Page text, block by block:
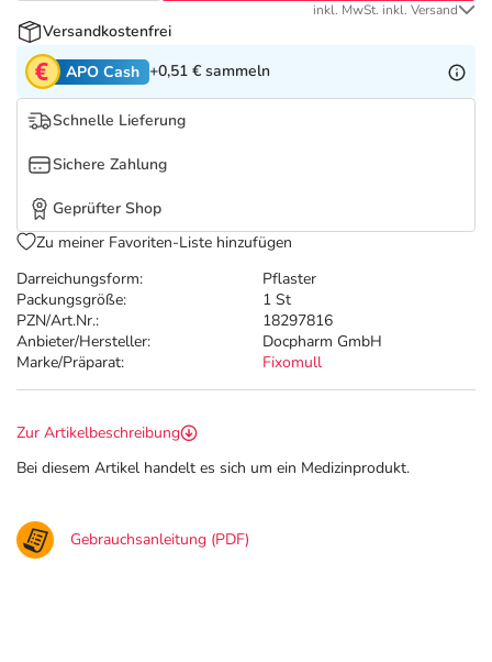
Tierapotheke
Vitamine & Mineralstoffe
Marken
Salus Deals
Darreichungsform:
Pflaster
Packungsgröße:
1 St
PZN/Art.Nr.:
18297816
Anbieter/Hersteller:
Docpharm GmbH
Marke/Präparat:
Fixomull
inkl. MwSt. inkl. Versand
Versandkostenfrei
APO Cash +0,51 € sammeln
Schnelle Lieferung
Sichere Zahlung
Geprüfter Shop
Zu meiner Favoriten-Liste hinzufügen
Zur Artikelbeschreibung
Bei diesem Artikel handelt es sich um ein Medizinprodukt.
Gebrauchsanleitung (PDF)